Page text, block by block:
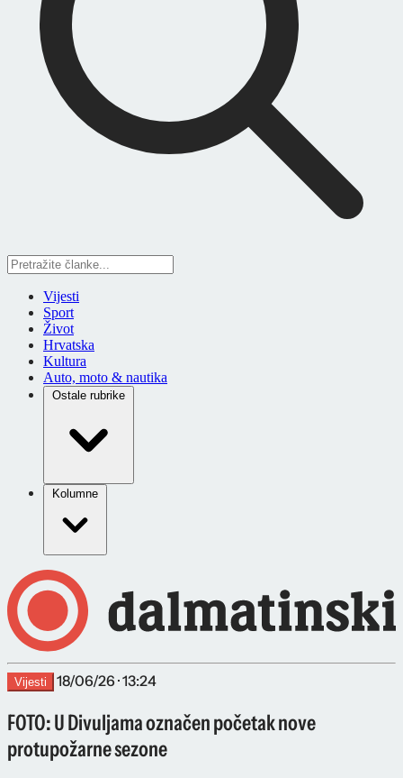
Vijesti
Sport
Život
Hrvatska
Kultura
Auto, moto & nautika
Ostale rubrike
Kolumne
Vijesti 18/06/26 · 13:24
FOTO: U Divuljama označen početak nove
protupožarne sezone